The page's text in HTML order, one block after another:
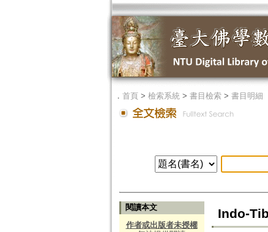
． 首頁> 檢索系統> 書目檢索> 書目明細
閱讀本文
作者或出版者未授權
Indo-